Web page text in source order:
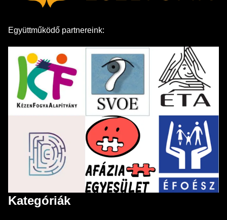
Együttműködő partnereink:
Kategóriák